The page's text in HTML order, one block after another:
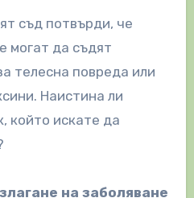
съд потвърди, че
могат да съдят
телесна повреда или
Наистина ли
който искате да
на заболяване